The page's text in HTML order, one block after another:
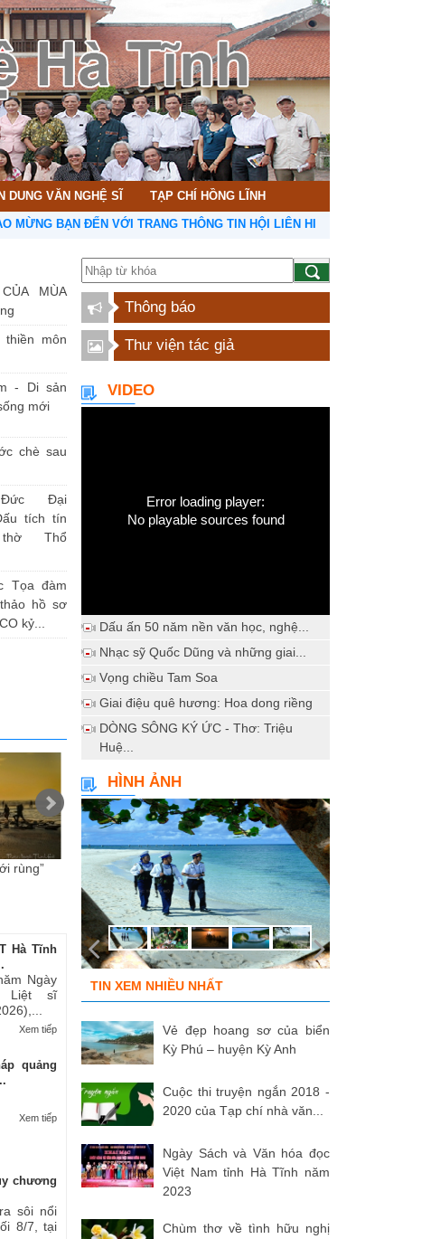
DUNG VĂN NGHỆ SĨ TẠP CHÍ HỒNG LĨNH
BẠN ĐẾN VỚI TRANG THÔNG TIN HỘI LIÊN HIỆP VĂN HỌC NGHỆ THUẬT
MÙA
thiền môn
- Di sản
mới
chè sau
Đại
tích tín
Thổ
Tọa đàm
hồ sơ
kỷ...
rùng”
ĐỒNG ĐỘI ƠI, CÁC ANH ĐÃ
TRỞ VỀ!
Tùy bút “Cung trầm tháng 7”
của nhà...
Hà Tĩnh
Ngày
Liệt sĩ
Xem tiếp
quảng
Xem tiếp
chương
sôi nổi
8/7, tại
Thông báo
Thư viện tác giả
VIDEO
Error loading player:
No playable sources found
Dấu ấn 50 năm nền văn học, nghệ...
Nhạc sỹ Quốc Dũng và những giai...
Vọng chiều Tam Soa
Giai điệu quê hương: Hoa dong riềng
DÒNG SÔNG KÝ ỨC - Thơ: Triệu
Huệ...
HÌNH ẢNH
TIN XEM NHIỀU NHẤT
Vẻ đẹp hoang sơ của biển
Kỳ Phú – huyện Kỳ Anh
Cuộc thi truyện ngắn 2018 -
2020 của Tạp chí nhà văn...
Ngày Sách và Văn hóa đọc
Việt Nam tỉnh Hà Tĩnh năm
2023
Chùm thơ về tình hữu nghị